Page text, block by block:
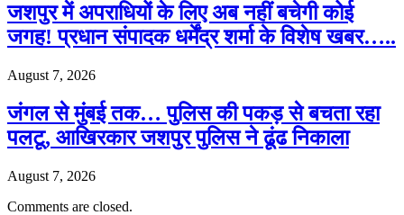
जशपुर में अपराधियों के लिए अब नहीं बचेगी कोई
जगह! प्रधान संपादक धर्मेंद्र शर्मा के विशेष खबर…..
August 7, 2026
जंगल से मुंबई तक… पुलिस की पकड़ से बचता रहा
पलटू, आखिरकार जशपुर पुलिस ने ढूंढ निकाला
August 7, 2026
Comments are closed.